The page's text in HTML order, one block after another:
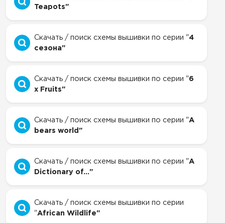
Teapots"
Скачать / поиск схемы вышивки по серии "4
сезона"
Скачать / поиск схемы вышивки по серии "6
x Fruits"
Скачать / поиск схемы вышивки по серии "A
bears world"
Скачать / поиск схемы вышивки по серии "A
Dictionary of..."
Скачать / поиск схемы вышивки по серии
"African Wildlife"